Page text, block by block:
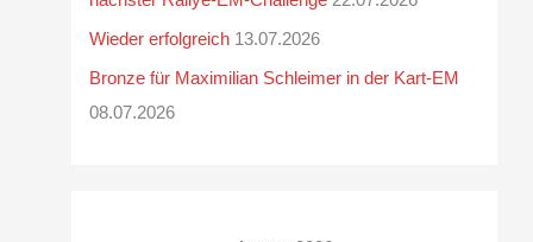
Wieder erfolgreich 13.07.2026
Bronze für Maximilian Schleimer in der Kart-EM
08.07.2026